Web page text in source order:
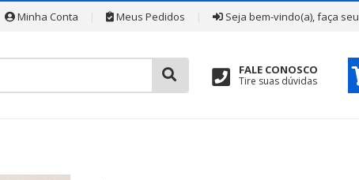
Minha Conta Meus Pedidos Seja bem-vindo(a), faça seu
FALE CONOSCO
Tire suas dúvidas